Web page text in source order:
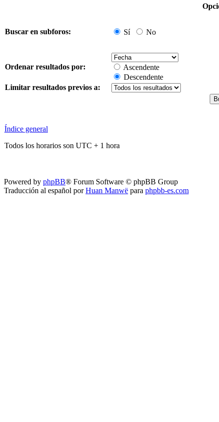
Buscar en subforos: Sí No
Ordenar resultados por:
Ascendente
Descendente
Limitar resultados previos a:
Índice general
Todos los horarios son UTC + 1 hora
Powered by phpBB® Forum Software © phpBB Group
Traducción al español porHuan Manwë para phpbb-es.com